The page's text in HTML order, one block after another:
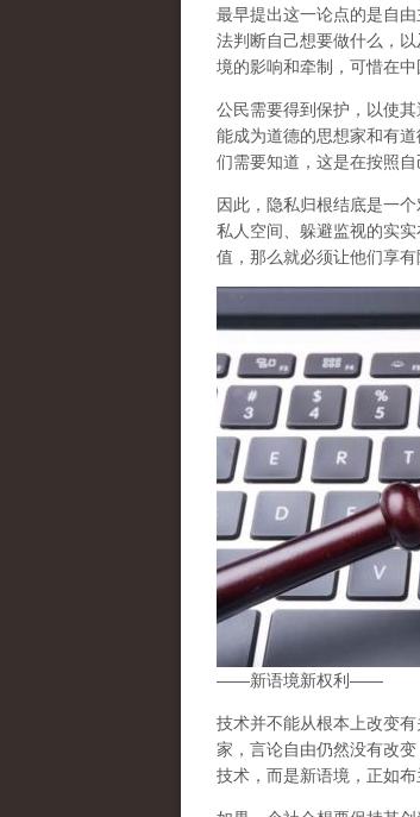
最早提出这一论点的是自
法判断自己想要做什么，
境的影响和牵制，可惜在
公民需要得到保护，以使
能成为道德的思想家和有道
们需要知道，这是在按照
因此，隐私归根结底是一
私人空间、躲避监视的实
值，那么就必须让他们享有
——新语境新权利——
技术并不能从根本上改变
家，言论自由仍然没有改
技术，而是新语境 ，正如